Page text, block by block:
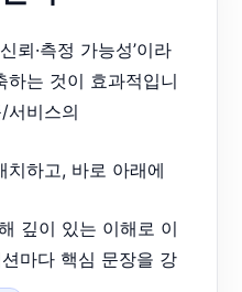
뢰·측정 가능성’이라
는 것이 효과적입니
서비스의
치하고, 바로 아래에
깊이 있는 이해로 이
마다 핵심 문장을 강